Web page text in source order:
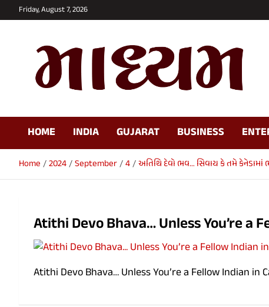
to
Friday, August 7, 2026
Maadhyam News –
Latest News, Breaking
News and Editorials
HOME INDIA GUJARAT BUSINESS
Home 2024 September 4 અતિથિ દેવો ભવ… સિવાય કે તમે કેનેડામાં
Atithi Devo Bhava… Unless You’re a
Atithi Devo Bhava… Unless You’re a Fellow Indian in